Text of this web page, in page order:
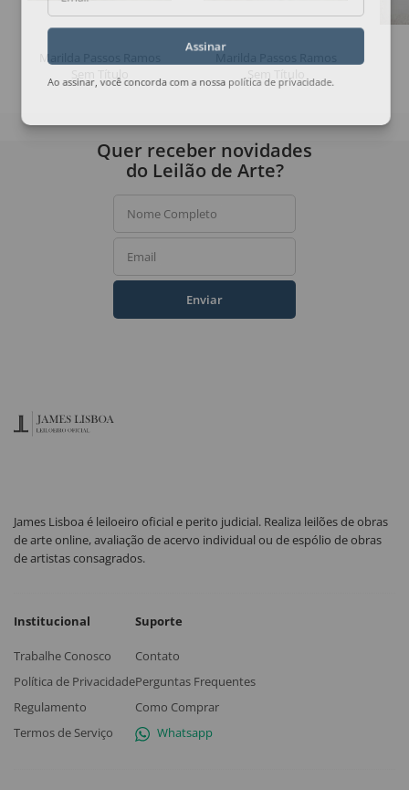
Marilda Passos Ramos
Sem Título
Sem Título
Assinar
Ao assinar, você concorda com a nossa política de privacidade
Quer receber novidades
do Leilão de Arte?
Nome Completo
Email
Enviar
James Lisboa é leiloeiro oficial e perito judicial. Realiza leilões de obras
de arte online, avaliação de acervo individual ou de espólio de obras
de artistas consagrados.
Institucional
Trabalhe Conosco
Política de Privacidade
Regulamento
Termos de Serviço
Suporte
Contato
Perguntas Frequentes
Como Comprar
Whatsapp